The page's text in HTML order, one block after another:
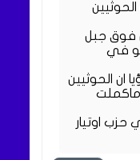
فوق جبل
في
الحوثيين
حزب اوتيار